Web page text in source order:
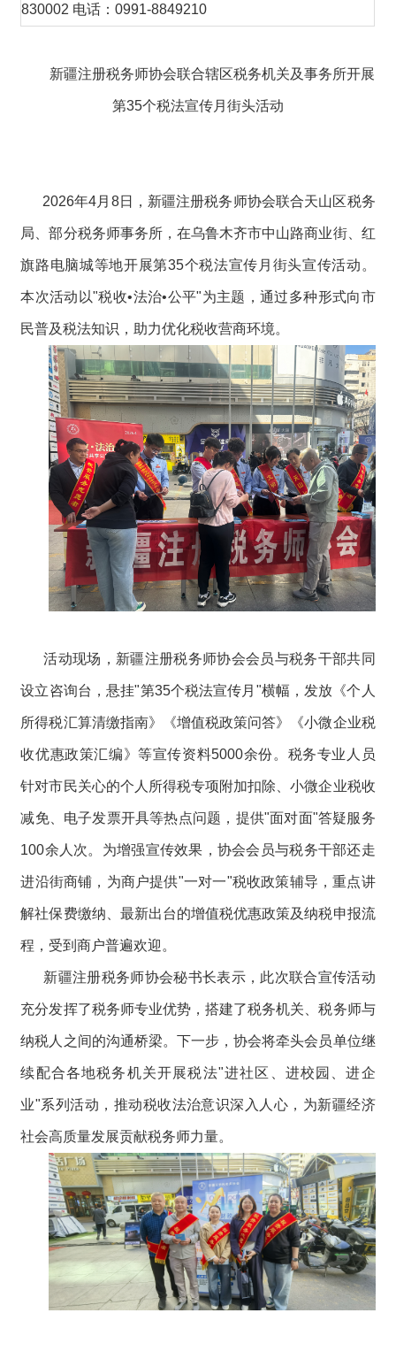
830002 电话：0991-8849210
新疆注册税务师协会联合辖区税务机关及事务所开展
第35个税法宣传月街头活动
2026年4月8日，新疆注册税务师协会联合天山区税务
局、部分税务师事务所，在乌鲁木齐市中山路商业街、红
旗路电脑城等地开展第35个税法宣传月街头宣传活动。
本次活动以"税收•法治•公平"为主题，通过多种形式向市
民普及税法知识，助力优化税收营商环境。
活动现场，新疆注册税务师协会会员与税务干部共同
设立咨询台，悬挂"第35个税法宣传月"横幅，发放《个人
所得税汇算清缴指南》《增值税政策问答》《小微企业税
收优惠政策汇编》等宣传资料5000余份。税务专业人员
针对市民关心的个人所得税专项附加扣除、小微企业税收
减免、电子发票开具等热点问题，提供"面对面"答疑服务
100余人次。为增强宣传效果，协会会员与税务干部还走
进沿街商铺，为商户提供"一对一"税收政策辅导，重点讲
解社保费缴纳、最新出台的增值税优惠政策及纳税申报流
程，受到商户普遍欢迎。
新疆注册税务师协会秘书长表示，此次联合宣传活动
充分发挥了税务师专业优势，搭建了税务机关、税务师与
纳税人之间的沟通桥梁。下一步，协会将牵头会员单位继
续配合各地税务机关开展税法"进社区、进校园、进企
业"系列活动，推动税收法治意识深入人心，为新疆经济
社会高质量发展贡献税务师力量。